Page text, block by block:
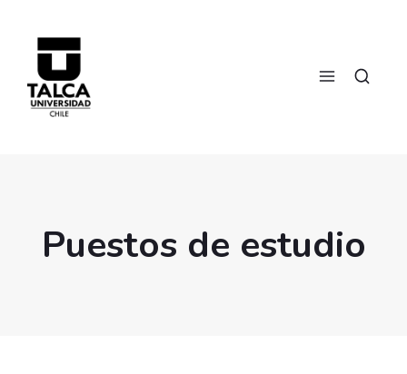
Puestos de estudio